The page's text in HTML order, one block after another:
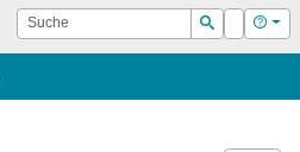
Suche
Suchen
Login Hilfe